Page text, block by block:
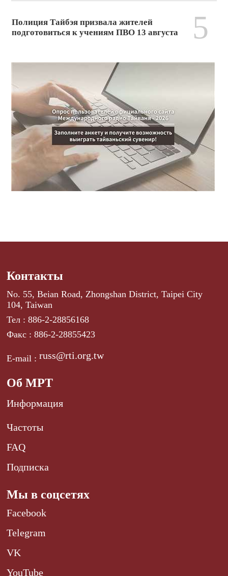
Полиция Тайбэя призвала жителей
подготовиться к учениям ПВО 13 августа
5
Контакты
No. 55, Beian Road, Zhongshan District, Taipei City
104, Taiwan
Тел : 886-2-28856168
Факс : 886-2-28855423
E-mail :russ@rti.org.tw
Об МРТ
Информация
Частоты
FAQ
Подписка
Мы в соцсетях
Facebook
Telegram
VK
YouTube